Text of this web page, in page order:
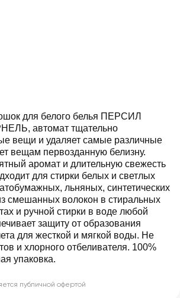
для белого белья ПЕРСИЛ
автомат тщательно
вещи и удаляет самые различные
аромат и длительную свежесть
для стирки белых и светлых
льняных, синтетических
смешанных волокон в стиральных
и ручной стирки в воде любой
защиту от образования
для жесткой и мягкой воды. Не
и хлорного отбеливателя. 100%
упаковка.
публичной офертой